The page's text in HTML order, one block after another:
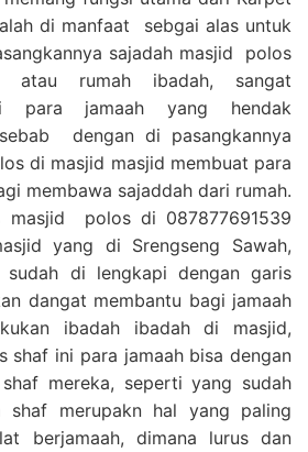
di manfaat sebgai alas untuk
sajadah masjid polos
rumah ibadah, sangat
para jamaah yang hendak
dengan di pasangkannya
di masjid masjid membuat para
membawa sajaddah dari rumah.
masjid polos di 087877691539
yang di Srengseng Sawah,
di lengkapi dengan garis
dangat membantu bagi jamaah
ibadah ibadah di masjid,
shaf ini para jamaah bisa dengan
mereka, seperti yang sudah
shaf merupakn hal yang paling
berjamaah, dimana lurus dan